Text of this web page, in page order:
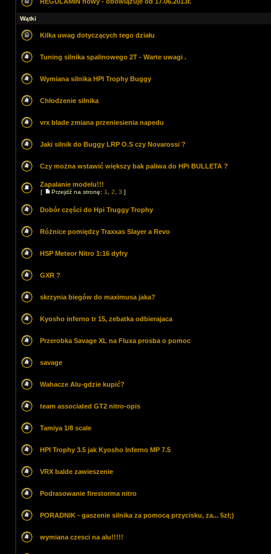
Wątki
Kilka uwag dotyczących tego działu
Tuning silnika spalinowego 2T - Warte uwagi .
Wymiana silnika HPI Trophy Buggy
Chłodzenie silnika
vrx blade zmiana przeniesienia napedu
Jaki silnik do Buggy LRP O.S czy Novarossi ?
Czy można wstawić większy bak paliwa do HPi BULLETA ?
Zapalanie modelu!!!
[ Przejdź na stronę: 1 2 3 ]
Dobór części do Hpi Truggy Trophy
Różnice pomiędzy Traxxas Slayer a Revo
HSP Meteor Nitro 1:16 dyfry
GXR ?
skrzynia biegów do maximusa jaka?
Kyosho inferno tr 15, zebatka odbierajaca
Przerobka Savage XL na Fluxa prosba o pomoc
savage
Wahacze Alu-gdzie kupić?
team associated GT2 nitro-opis
Tamiya 1/8 scale
HPI Trophy 3.5 jak Kyosho Inferno MP 7.5
VRX balde zawieszenie
Podrasowanie firestorma nitro
PORADNIK - gaszenie silnika za pomocą przycisku, za... 5zł;)
wymiana czesci na alu!!!!!